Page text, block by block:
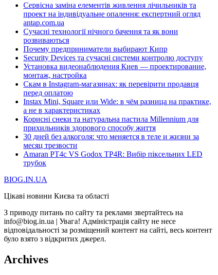
Сервісна заміна елементів живлення лічильників та
проект на індивідуальне опалення: експертний огляд
antap.com.ua
Сучасні технології нічного бачення та як вони
розвиваються
Почему предприниматели выбирают Кипр
Security Devices та сучасні системи контролю доступу
Установка видеонаблюдения Киев — проектирование,
монтаж, настройка
Скам в Instagram-магазинах: як перевірити продавця
перед оплатою
Instax Mini, Square или Wide: в чём разница на практике,
а не в характеристиках
Корисні снеки та натуральна пастила Millennium для
прихильників здорового способу життя
30 дней без алкоголя: что меняется в теле и жизни за
месяц трезвости
Amaran PT4c VS Godox TP4R: Вибір піксельних LED
трубок
BIOG.IN.UA
Цікаві новини Києва та області
З приводу питань по сайту та реклами звертайтесь на
info@biog.in.ua | Увага! Адміністрація сайту не несе
відповідальності за розміщений контент на сайті, весь контент
було взято з відкритих джерел.
Archives